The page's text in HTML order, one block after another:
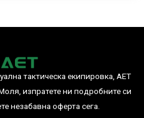
тактическа екипировка, AET
изпратете ни подробните си
незабавна оферта сега.